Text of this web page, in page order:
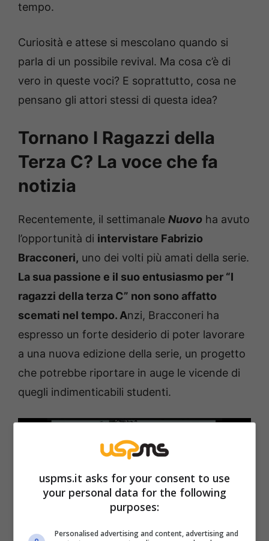
tempo.
Curiosità e attese si mescolano quando si
parla di un possibile revival. Ma cosa c’è di
vero in queste voci? E soprattutto, cosa ne
pensano gli attori stessi di questa idea?
Tornano I Ragazzi della
Terza C? La voce che fa
notizia
Recentemente, il settimanale Nuovo ha avuto
l’opportunità di intervistare Fabrizio
Bracconeri, uno dei volti più amati della serie.
La sua passione e il suo entusiasmo per “I
ragazzi della terza C” non sono affatto
scemati nel tempo. Anzi, Bracconeri ha
espresso un forte desiderio di poter lavorare
a una nuova edizione della serie, un progetto
che potrebbe riportare in auge le vicende di
quegli indimenticabili studenti.
uspms.it asks for your consent to use
your personal data for the following
purposes:
Personalised advertising and content, advertising and